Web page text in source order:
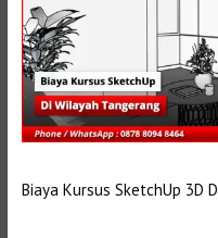
Biaya Kursus SketchUp 3D